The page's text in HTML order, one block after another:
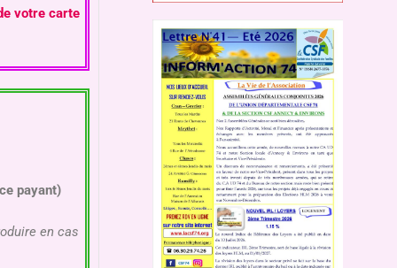
votre carte
payant)
en cas